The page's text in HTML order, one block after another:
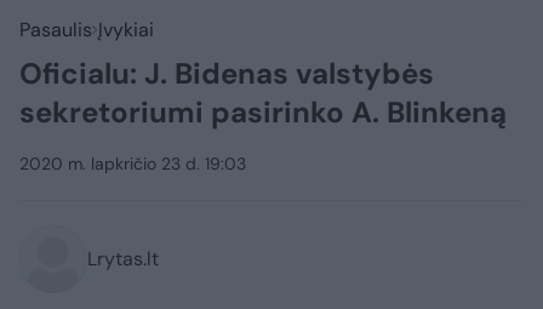
Pasaulis Įvykiai
Oficialu: J. Bidenas valstybės
sekretoriumi pasirinko A. Blinkeną
2020 m. lapkričio 23 d. 19:03
Lrytas.lt